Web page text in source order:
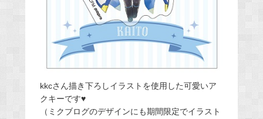
kkcさん描き下ろしイラストを使用した可愛いア
クキーです♥
（ミクブログのデザインにも期間限定でイラスト